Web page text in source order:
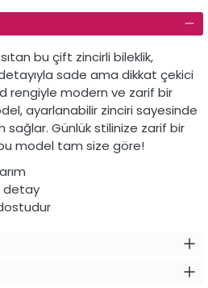
bu çift zincirli bileklik,
sade ama dikkat çekici
rengiyle modern ve zarif bir
ayarlanabilir zinciri sayesinde
sağlar. Günlük stilinize zarif bir
bu model tam size göre!
detay